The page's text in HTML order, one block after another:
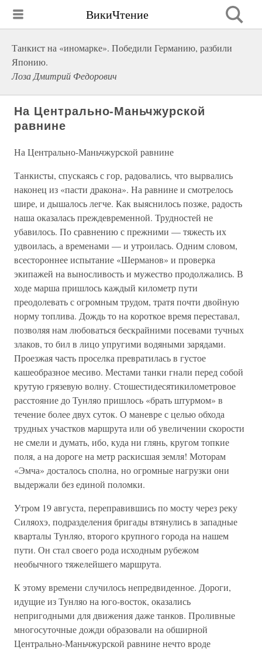
ВикиЧтение
Танкист на «иномарке». Победили Германию, разбили
Японию.
Лоза Дмитрий Федорович
На Центрально-Маньчжурской
равнине
На Центрально-Маньчжурской равнине
Танкисты, спускаясь с гор, радовались, что вырвались
наконец из «пасти дракона». На равнине и смотрелось
шире, и дышалось легче. Как выяснилось позже, радость
наша оказалась преждевременной. Трудностей не
убавилось. По сравнению с прежними — тяжесть их
удвоилась, а временами — и утроилась. Одним словом,
всестороннее испытание «Шерманов» и проверка
экипажей на выносливость и мужество продолжались. В
ходе марша пришлось каждый километр пути
преодолевать с огромным трудом, тратя почти двойную
норму топлива. Дождь то на короткое время переставал,
позволяя нам любоваться бескрайними посевами тучных
злаков, то бил в лицо упругими водяными зарядами.
Проезжая часть проселка превратилась в густое
кашеобразное месиво. Местами танки гнали перед собой
крутую грязевую волну. Стошестидесятикилометровое
расстояние до Тунляо пришлось «брать штурмом» в
течение более двух суток. О маневре с целью обхода
трудных участков маршрута или об увеличении скорости
не смели и думать, ибо, куда ни глянь, кругом топкие
поля, а на дороге на метр раскисшая земля! Моторам
«Эмча» досталось сполна, но огромные нагрузки они
выдержали без единой поломки.
Утром 19 августа, переправившись по мосту через реку
Силяохэ, подразделения бригады втянулись в западные
кварталы Тунляо, второго крупного города на нашем
пути. Он стал своего рода исходным рубежом
необычного тяжелейшего маршрута.
К этому времени случилось непредвиденное. Дороги,
идущие из Тунляо на юго-восток, оказались
непригодными для движения даже танков. Проливные
многосуточные дожди образовали на обширной
Центрально-Маньчжурской равнине нечто вроде